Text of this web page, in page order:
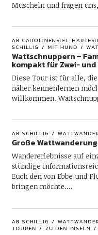
Muscheln und fragen
AB CAROLINENSIEL-
SCHILLIG
MIT HUND
Wattschnuppern –
kompakt für Zwei-
Diese Tour ist für alle,
näher kennenlernen
willkommen.
AB SCHILLIG
Große
Wandererlebnisse auf
stündige
Euch den von Ebbe und
bringen möchte.…
AB SCHILLIG
TOUREN
ZU DEN INSELN